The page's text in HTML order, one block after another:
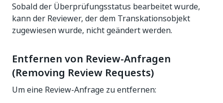
Sobald der Überprüfungsstatus bearbeitet wurde,
kann der Reviewer, der dem Transkationsobjekt
zugewiesen wurde, nicht geändert werden.
Entfernen von Review-Anfragen
(Removing Review Requests)
Um eine Review-Anfrage zu entfernen: